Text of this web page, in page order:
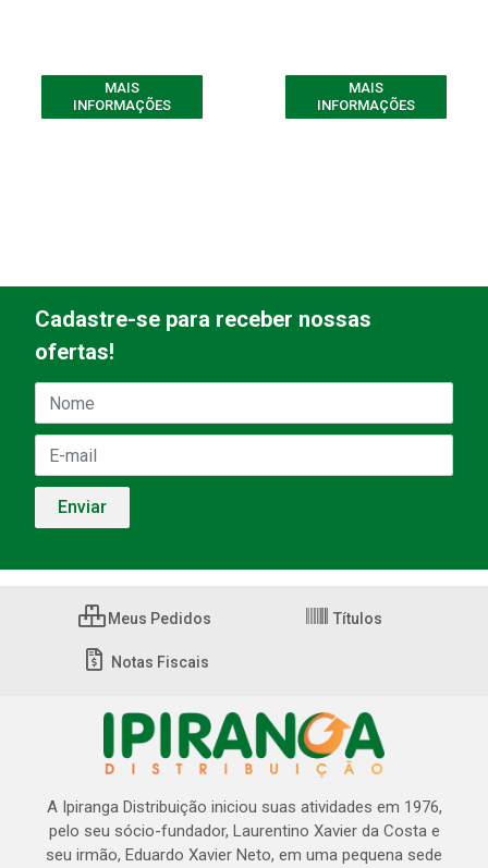
MAIS
INFORMAÇÕES
MAIS
INFORMAÇÕES
Cadastre-se para receber nossas
ofertas!
Meus Pedidos Títulos
Notas Fiscais
A Ipiranga Distribuição iniciou suas atividades em 1976,
pelo seu sócio-fundador, Laurentino Xavier da Costa e
seu irmão, Eduardo Xavier Neto, em uma pequena sede